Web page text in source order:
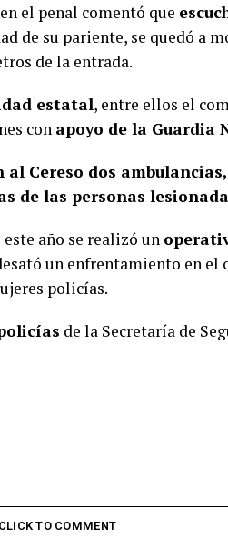
el penal comentó que
de su pariente, se quedó a
de la entrada.
estatal, entre ellos el
con apoyo de la Guardia
Cereso dos
de las personas
año se realizó un
un enfrentamiento en el
policías.
de la Secretaría de
CLICK TO COMMENT